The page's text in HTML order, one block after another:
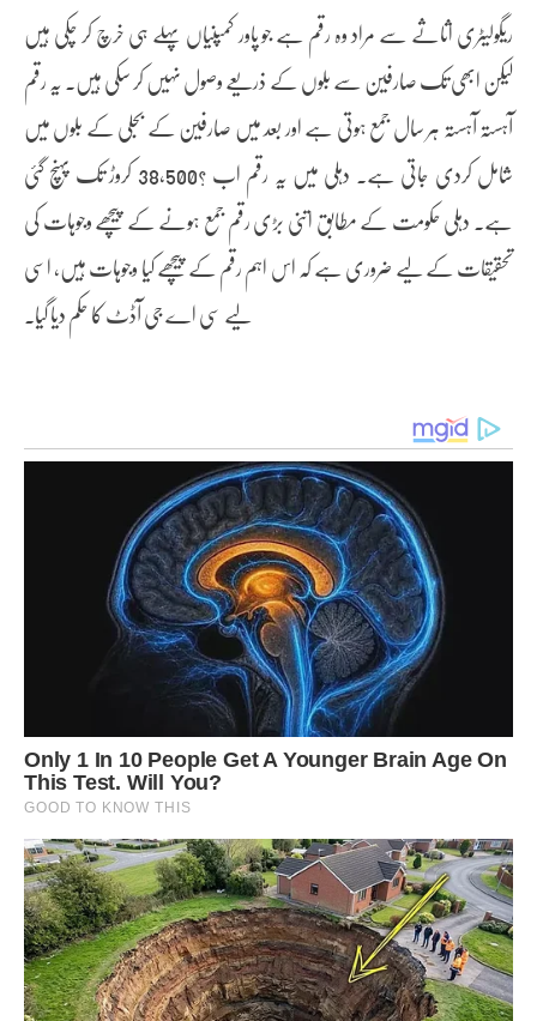
ریگولیٹری اثاثے سے مراد وہ رقم ہے جو پاور کمپنیاں پہلے ہی خرچ کر چکی ہیں
لیکن ابھی تک صارفین سے بلوں کے ذریعے وصول نہیں کر سکی ہیں۔ یہ رقم
آہستہ آہستہ ہر سال جمع ہوتی ہے اور بعد میں صارفین کے بجلی کے بلوں میں
شامل کردی جاتی ہے۔ دہلی میں یہ رقم اب ?38,500 کروڑ تک پہنچ گئی
ہے۔ دہلی حکومت کے مطابق اتنی بڑی رقم جمع ہونے کے پیچھے وجوہات کی
تحقیقات کے لیے ضروری ہے کہ اس اہم رقم کے پیچھے کیا وجوہات ہیں، اسی
لیے سی اے جی آڈٹ کا حکم دیا گیا۔